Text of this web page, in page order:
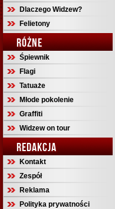
Dlaczego Widzew?
Felietony
RÓŻNE
Śpiewnik
Flagi
Tatuaże
Młode pokolenie
Graffiti
Widzew on tour
REDAKCJA
Kontakt
Zespół
Reklama
Polityka prywatności